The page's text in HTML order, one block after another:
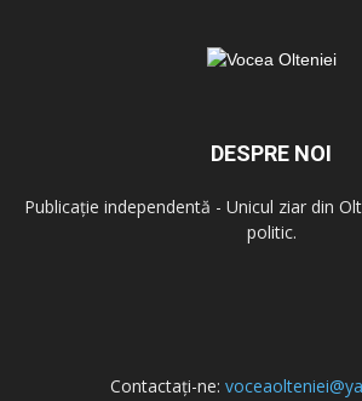
DESPRE NOI
Publicație independentă - Unicul ziar din
politic.
Contactați-ne: